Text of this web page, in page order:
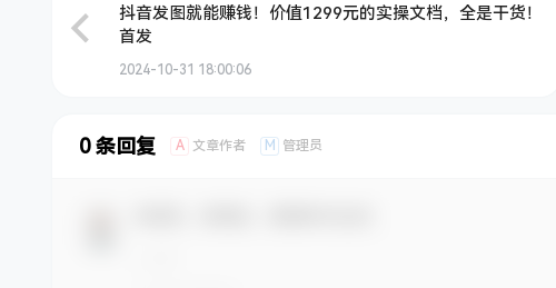
抖音发图就能赚钱！价值1299元的实操文档，全是干货！
首发
2024-10-31 18:00:06
0 条回复 A 文章作者 M 管理员